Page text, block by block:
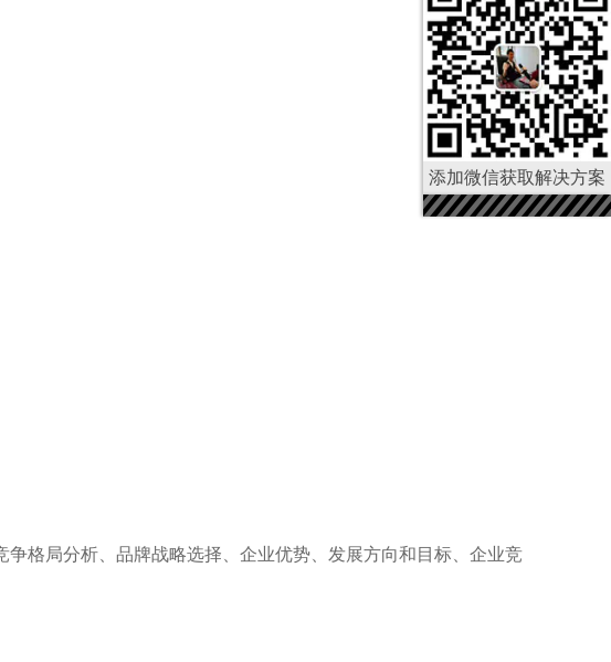
格局分析、品牌战略选择、企业优势、发展方向和目标、企业竞
添加微信获取解决方案